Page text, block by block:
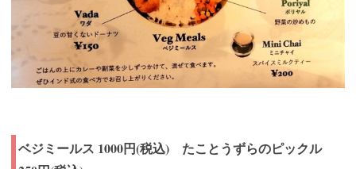
ベジミールス 1000円(税込) たことうずらのピックル